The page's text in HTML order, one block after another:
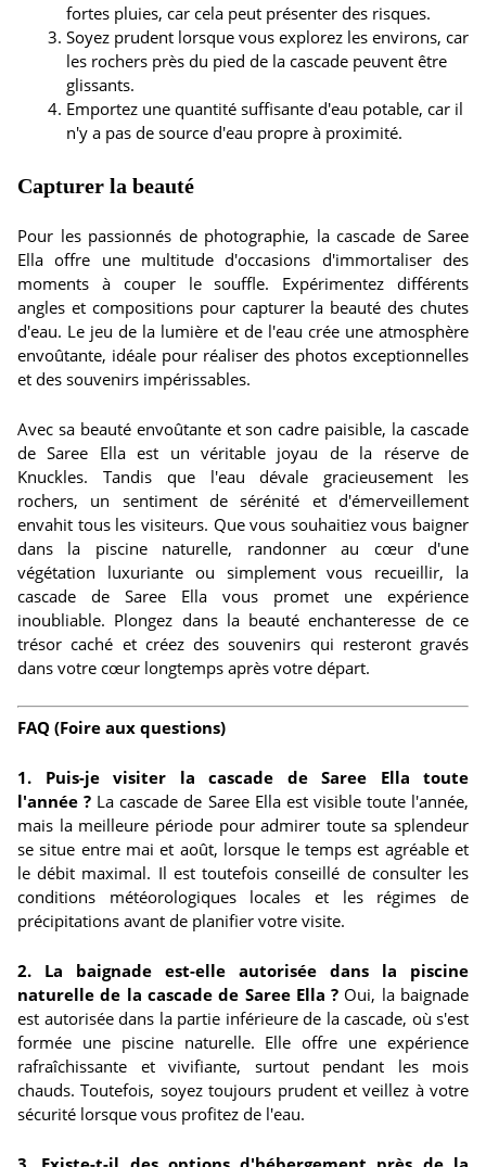
fortes pluies, car cela peut présenter des risques.
Soyez prudent lorsque vous explorez les environs, car
les rochers près du pied de la cascade peuvent être
glissants.
Emportez une quantité suffisante d'eau potable, car il
n'y a pas de source d'eau propre à proximité.
Capturer la beauté
Pour les passionnés de photographie, la cascade de Saree
Ella offre une multitude d'occasions d'immortaliser des
moments à couper le souffle. Expérimentez différents
angles et compositions pour capturer la beauté des chutes
d'eau. Le jeu de la lumière et de l'eau crée une atmosphère
envoûtante, idéale pour réaliser des photos exceptionnelles
et des souvenirs impérissables.
Avec sa beauté envoûtante et son cadre paisible, la cascade
de Saree Ella est un véritable joyau de la réserve de
Knuckles. Tandis que l'eau dévale gracieusement les
rochers, un sentiment de sérénité et d'émerveillement
envahit tous les visiteurs. Que vous souhaitiez vous baigner
dans la piscine naturelle, randonner au cœur d'une
végétation luxuriante ou simplement vous recueillir, la
cascade de Saree Ella vous promet une expérience
inoubliable. Plongez dans la beauté enchanteresse de ce
trésor caché et créez des souvenirs qui resteront gravés
dans votre cœur longtemps après votre départ.
FAQ (Foire aux questions)
1. Puis-je visiter la cascade de Saree Ella toute
l'année ? La cascade de Saree Ella est visible toute l'année,
mais la meilleure période pour admirer toute sa splendeur
se situe entre mai et août, lorsque le temps est agréable et
le débit maximal. Il est toutefois conseillé de consulter les
conditions météorologiques locales et les régimes de
précipitations avant de planifier votre visite.
2. La baignade est-elle autorisée dans la piscine
naturelle de la cascade de Saree Ella ? Oui, la baignade
est autorisée dans la partie inférieure de la cascade, où s'est
formée une piscine naturelle. Elle offre une expérience
rafraîchissante et vivifiante, surtout pendant les mois
chauds. Toutefois, soyez toujours prudent et veillez à votre
sécurité lorsque vous profitez de l'eau.